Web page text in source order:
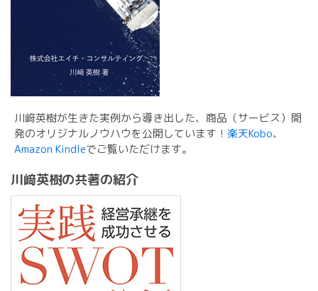
川﨑英樹が生きた実例から導き出した、商品（サービス）開
発のオリジナルノウハウを公開しています！ 楽天Kobo、
Amazon Kindleでご覧いただけます。
川﨑英樹の共著の紹介